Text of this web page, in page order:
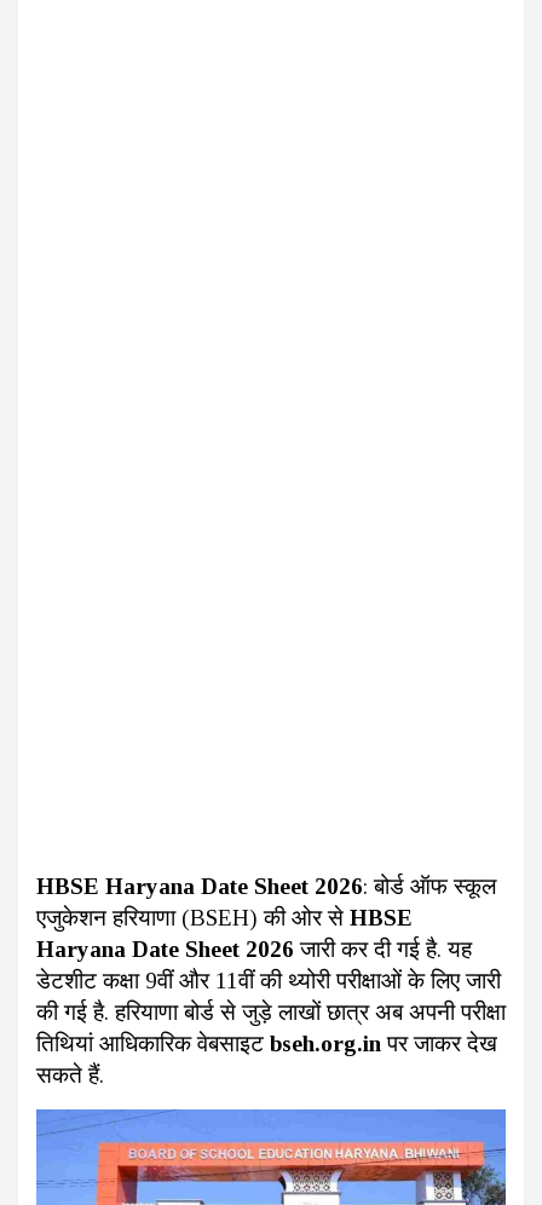
HBSE Haryana Date Sheet 2026: बोर्ड ऑफ स्कूल
एजुकेशन हरियाणा (BSEH) की ओर से HBSE
Haryana Date Sheet 2026 जारी कर दी गई है. यह
डेटशीट कक्षा 9वीं और 11वीं की थ्योरी परीक्षाओं के लिए जारी
की गई है. हरियाणा बोर्ड से जुड़े लाखों छात्र अब अपनी परीक्षा
तिथियां आधिकारिक वेबसाइट bseh.org.in पर जाकर देख
सकते हैं.